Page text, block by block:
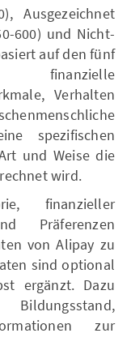
Ausgezeichnet
600) und Nicht-
auf den fünf
finanzielle
Verhalten
spezifischen
und Weise die
wird.
finanzieller
Präferenzen
von Alipay zu
sind optional
ergänzt. Dazu
zur